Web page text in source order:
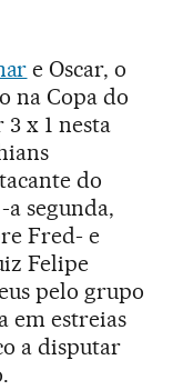
e Oscar, o
na Copa do
x 1 nesta
do
a segunda,
Fred- e
Felipe
pelo grupo
em estreias
a disputar